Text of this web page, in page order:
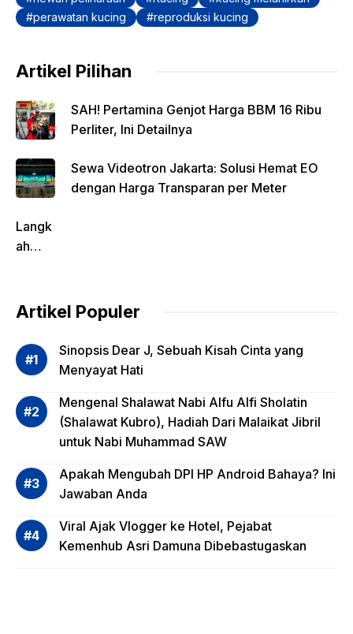
k
perawatan kucing
reproduksi kucing
Artikel Pilihan
SAH! Pertamina Genjot Harga BBM 16 Ribu
Perliter, Ini Detailnya
Sewa Videotron Jakarta: Solusi Hemat EO
dengan Harga Transparan per Meter
Langk
ah
dalam
si
Risiko
asi
Reksa
Saja?
Artikel Populer
Sinopsis Dear J, Sebuah Kisah Cinta yang
Menyayat Hati
Mengenal Shalawat Nabi Alfu Alfi Sholatin
(Shalawat Kubro), Hadiah Dari Malaikat Jibril
untuk Nabi Muhammad SAW
Apakah Mengubah DPI HP Android Bahaya? Ini
Jawaban Anda
Viral Ajak Vlogger ke Hotel, Pejabat
Kemenhub Asri Damuna Dibebastugaskan